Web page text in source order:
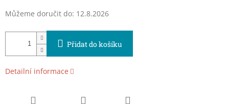
Můžeme doručit do: 12.8.2026
Přidat do košíku
Detailní informace